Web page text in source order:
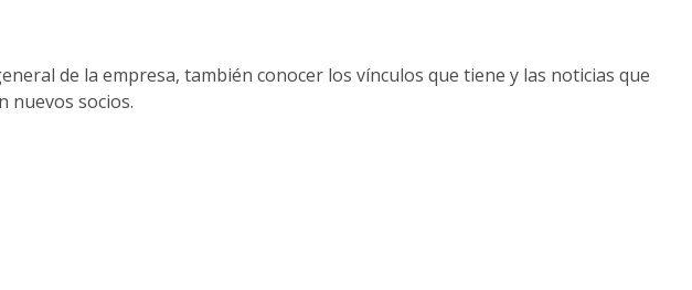
de la empresa, también conocer los vínculos que tiene y las noticias que
nuevos socios.